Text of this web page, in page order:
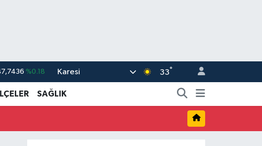
%0.18
%0.32
%0.38
Karesi 33°
İLÇELER SAĞLIK